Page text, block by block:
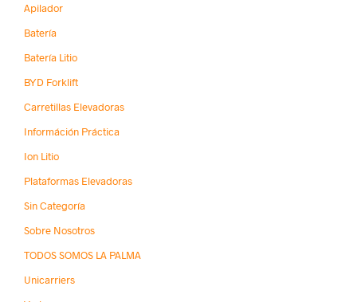
Apilador
Batería
Batería Litio
BYD Forklift
Carretillas Elevadoras
Információn Práctica
Ion Litio
Plataformas Elevadoras
Sin Categoría
Sobre Nosotros
TODOS SOMOS LA PALMA
Unicarriers